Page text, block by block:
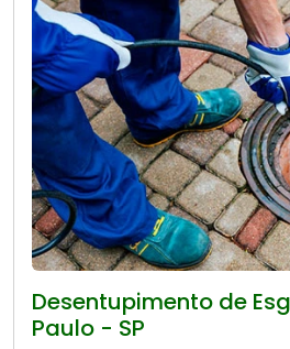
Desentupimento de
Paulo - SP